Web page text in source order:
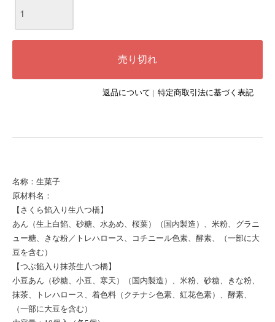
返品について | 特定商取引法に基づく表記
名称：生菓子
原材料名：
【さくら餡入り生八つ橋】
あん（生上白餡、砂糖、水あめ、桜葉）（国内製造）、米粉、グラニ
ュー糖、きな粉／トレハロース、コチニール色素、酵素、（一部に大
豆を含む）
【つぶ餡入り抹茶生八つ橋】
小豆あん（砂糖、小豆、寒天）（国内製造）、米粉、砂糖、きな粉、
抹茶、トレハロース、着色料（クチナシ色素、紅花色素）、酵素、
（一部に大豆を含む）